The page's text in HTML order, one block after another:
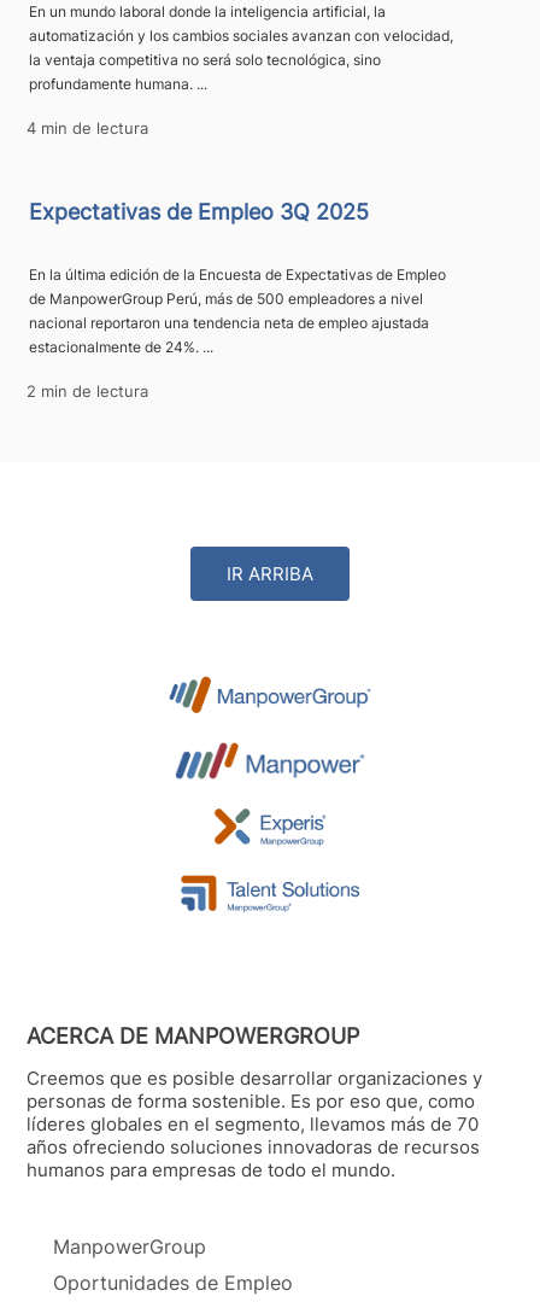
En un mundo laboral donde la inteligencia artificial, la
automatización y los cambios sociales avanzan con velocidad,
la ventaja competitiva no será solo tecnológica, sino
profundamente humana. ...
4 min de lectura
Expectativas de Empleo 3Q 2025
En la última edición de la Encuesta de Expectativas de Empleo
de ManpowerGroup Perú, más de 500 empleadores a nivel
nacional reportaron una tendencia neta de empleo ajustada
estacionalmente de 24%. ...
2 min de lectura
IR ARRIBA
ACERCA DE MANPOWERGROUP
Creemos que es posible desarrollar organizaciones y
personas de forma sostenible. Es por eso que, como
líderes globales en el segmento, llevamos más de 70
años ofreciendo soluciones innovadoras de recursos
humanos para empresas de todo el mundo.
ManpowerGroup
Oportunidades de Empleo